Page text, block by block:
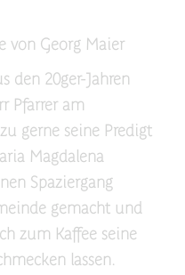
von Georg Maier
den 20ger-Jahren
Pfarrer am
gerne seine Predigt
Magdalena
Spaziergang
gemacht und
zum Kaffee seine
lassen.